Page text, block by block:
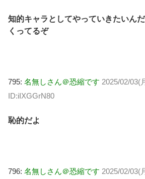
知的キャラとしてやっていきたいん
くってるぞ
795: 名無しさん＠恐縮です 2025/02/03(
ID:iIXGGrN80
恥的だよ
796: 名無しさん＠恐縮です 2025/02/03(